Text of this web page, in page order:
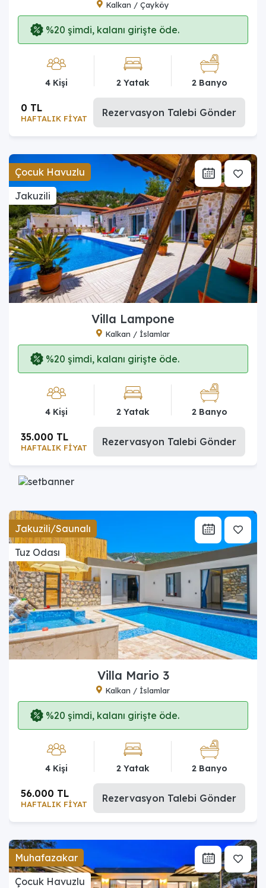
Kalkan / Çayköy
%20 şimdi, kalanı girişte öde.
4 Kişi 2 Yatak 2 Banyo
HAFTALIK FİYAT
0 TL Rezervasyon Talebi Gönder
Çocuk Havuzlu
Jakuzili
Villa Lampone
Kalkan / İslamlar
%20 şimdi, kalanı girişte öde.
4 Kişi 2 Yatak 2 Banyo
HAFTALIK FİYAT
35.000 TL Rezervasyon Talebi Gönder
Jakuzili/Saunalı
Tuz Odası
Villa Mario 3
Kalkan / İslamlar
%20 şimdi, kalanı girişte öde.
4 Kişi 2 Yatak 2 Banyo
HAFTALIK FİYAT
56.000 TL Rezervasyon Talebi Gönder
Muhafazakar
Çocuk Havuzlu